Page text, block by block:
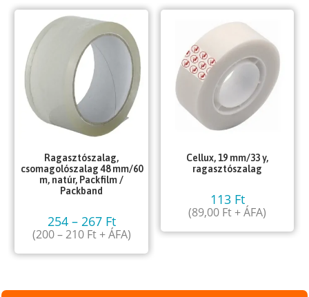
Ragasztószalag,
csomagolószalag 48 mm/60
m, natúr, Packfilm /
Packband
254 – 267 Ft
(200–210 Ft+ ÁFA)
Cellux, 19 mm/33 y,
ragasztószalag
113 Ft
(89,00 Ft+ ÁFA)